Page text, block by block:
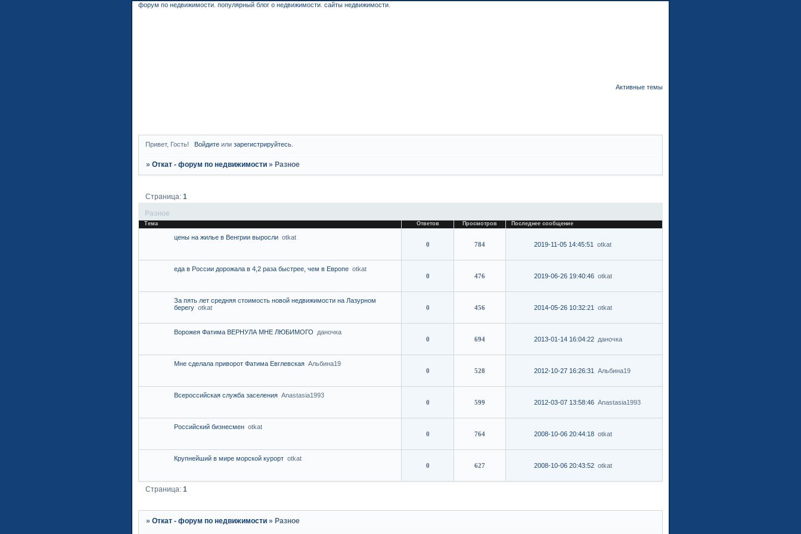
форум по недвижимости популярный блог о недвижимости сайты недвижимости
Активные темы
Привет, Гость! Войдитеили зарегистрируйтесь.
»Откат - форум по недвижимости »Разное
Разное
Страница:1
Тема Ответов Просмотров Последнее сообщение
цены на жилье в Венгрии выросли otkat
0
784 2019-11-05 14:45:51 otkat
еда в России дорожала в 4,2 раза быстрее, чем в Европе otkat
0
476 2019-06-26 19:40:46 otkat
За пять лет средняя стоимость новой недвижимости на Лазурном
берегу otkat 0 456 2014-05-26 10:32:21 otkat
Ворожея Фатима ВЕРНУЛА МНЕ ЛЮБИМОГО
даночка
0
694 2013-01-14 16:04:22 даночка
Мне сделала приворот Фатима Евглевская Альбина19
0
528 2012-10-27 16:26:31 Альбина19
Всероссийская служба заселения Anastasia1993
0
599 2012-03-07 13:58:46 Anastasia1993
Российский бизнесмен otkat
0
764 2008-10-06 20:44:18 otkat
Крупнейший в мире морской курорт otkat
0
627 2008-10-06 20:43:52 otkat
Страница:1
»Откат - форум по недвижимости » Разное